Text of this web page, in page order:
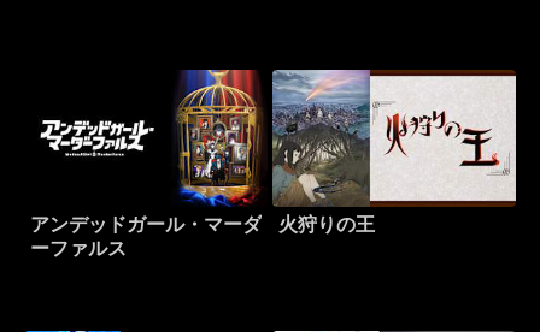
アンデッドガール・マーダ
ーファルス
火狩りの王